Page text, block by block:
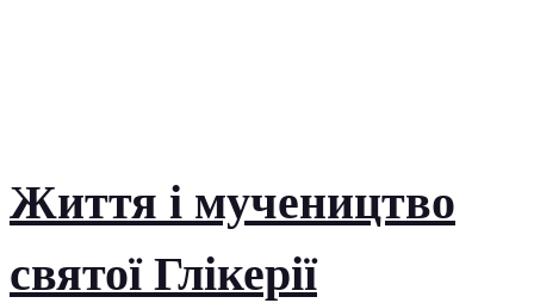
Життя і мучеництво
святої Глікерії